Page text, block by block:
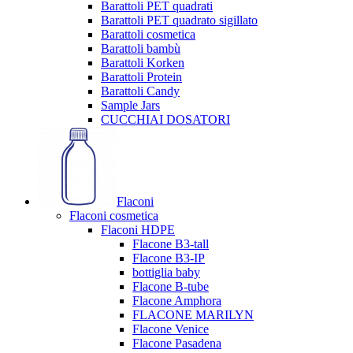
Barattoli PET quadrati
Barattoli PET quadrato sigillato
Barattoli cosmetica
Barattoli bambù
Barattoli Korken
Barattoli Protein
Barattoli Candy
Sample Jars
CUCCHIAI DOSATORI
Flaconi
Flaconi cosmetica
Flaconi HDPE
Flacone B3-tall
Flacone B3-IP
bottiglia baby
Flacone B-tube
Flacone Amphora
FLACONE MARILYN
Flacone Venice
Flacone Pasadena